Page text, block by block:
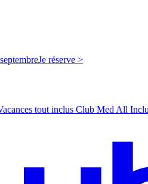
Je réserve >
tout inclus Club Med All